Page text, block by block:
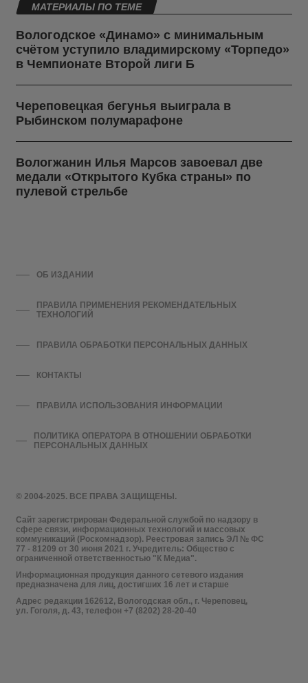
МАТЕРИАЛЫ ПО ТЕМЕ
Вологодское «Динамо» с минимальным
счётом уступило владимирскому «Торпедо»
в Чемпионате Второй лиги Б
Череповецкая бегунья выиграла в
Рыбинском полумарафоне
Вологжанин Илья Марсов завоевал две
медали «Открытого Кубка страны» по
пулевой стрельбе
© 2004-2025. ВСЕ ПРАВА ЗАЩИЩЕНЫ.
Сайт зарегистрирован Федеральной службой по надзору в
сфере связи, информационных технологий и массовых
коммуникаций (Роскомнадзор). Реестровая запись ЭЛ № ФС
77 - 81209 от 30 июня 2021 г. Учредитель: Общество с
ограниченной ответственностью "К Медиа".
Информационная продукция данного сетевого издания
предназначена для лиц, достигших 16 лет и старше
Адрес редакции 162612, Вологодская обл., г. Череповец,
ул. Гоголя, д. 43, телефон +7 (8202) 28-20-40
ОБ ИЗДАНИИ
ПРАВИЛА ПРИМЕНЕНИЯ РЕКОМЕНДАТЕЛЬНЫХ
ТЕХНОЛОГИЙ
ПРАВИЛА ОБРАБОТКИ ПЕРСОНАЛЬНЫХ ДАННЫХ
КОНТАКТЫ
ПРАВИЛА ИСПОЛЬЗОВАНИЯ ИНФОРМАЦИИ
ПОЛИТИКА ОПЕРАТОРА В ОТНОШЕНИИ ОБРАБОТКИ
ПЕРСОНАЛЬНЫХ ДАННЫХ